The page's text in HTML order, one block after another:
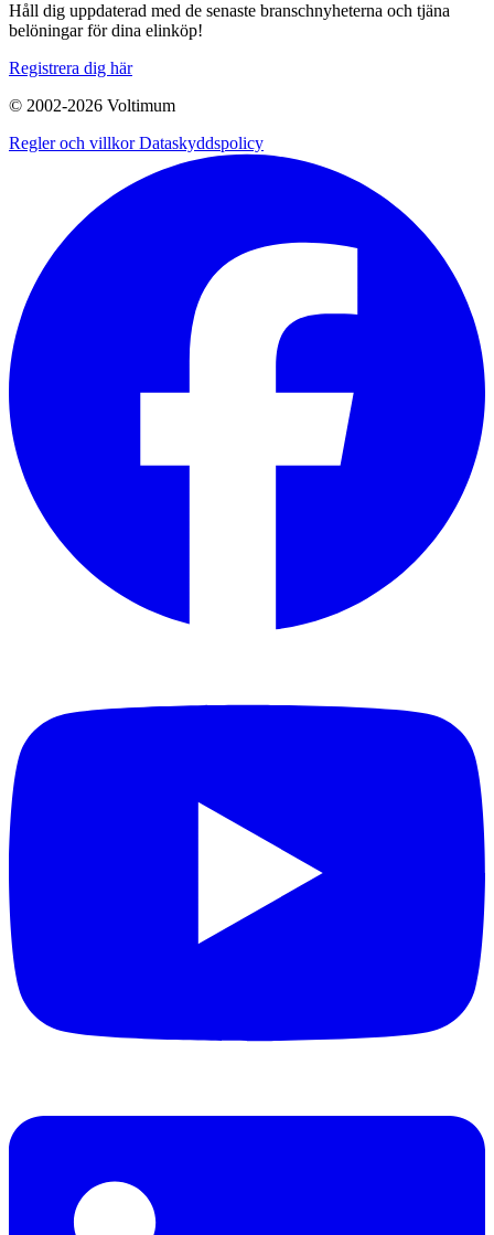
Håll dig uppdaterad med de senaste branschnyheterna och tjäna
belöningar för dina elinköp!
Registrera dig här
© 2002-2026 Voltimum
Regler och villkorDataskyddspolicy